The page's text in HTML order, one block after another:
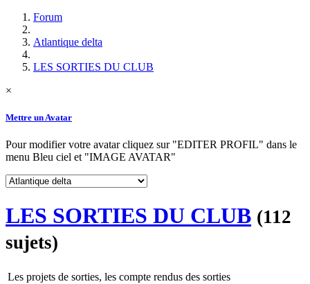
Forum
Atlantique delta
LES SORTIES DU CLUB
×
Mettre un Avatar
Pour modifier votre avatar cliquez sur "EDITER PROFIL" dans le
menu Bleu ciel et "IMAGE AVATAR"
LES SORTIES DU CLUB (112
sujets)
Les projets de sorties, les compte rendus des sorties